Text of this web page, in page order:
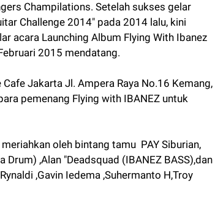
Champilations. Setelah sukses gelar
Challenge 2014" pada 2014 lalu, kini
acara Launching Album Flying With Ibanez
2015 mendatang.
Jakarta Jl. Ampera Raya No.16 Kemang,
pemenang Flying with IBANEZ untuk
oleh bintang tamu PAY Siburian,
Drum) ,Alan "Deadsquad (IBANEZ BASS),dan
,Gavin Iedema ,Suhermanto H,Troy